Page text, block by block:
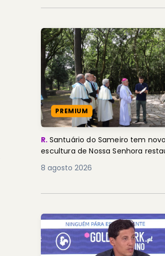
PREMIUM
R. Santuário do Sameiro tem
escultura de Nossa Senhora
8 agosto 2026